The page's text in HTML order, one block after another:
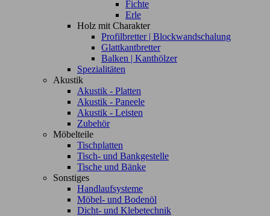
Fichte
Erle
Holz mit Charakter
Profilbretter | Blockwandschalung
Glattkantbretter
Balken | Kanthölzer
Spezialitäten
Akustik
Akustik - Platten
Akustik - Paneele
Akustik - Leisten
Zubehör
Möbelteile
Tischplatten
Tisch- und Bankgestelle
Tische und Bänke
Sonstiges
Handlaufsysteme
Möbel- und Bodenöl
Dicht- und Klebetechnik